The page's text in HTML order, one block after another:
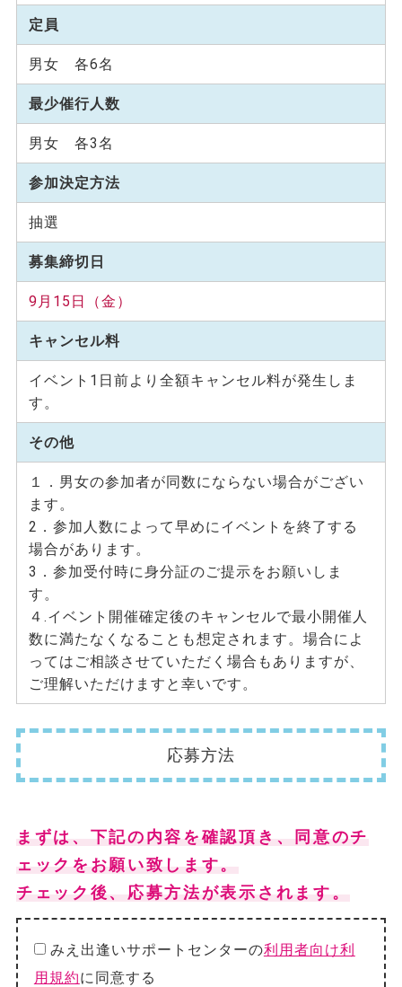
定員
男女 各6名
最少催行人数
男女 各3名
参加決定方法
抽選
募集締切日
9月15日（金）
キャンセル料
イベント1日前より全額キャンセル料が発生しま
す。
その他
１．男女の参加者が同数にならない場合がござい
ます。
2．参加人数によって早めにイベントを終了する
場合があります。
3．参加受付時に身分証のご提示をお願いしま
す。
４.イベント開催確定後のキャンセルで最小開催人
数に満たなくなることも想定されます。場合によ
ってはご相談させていただく場合もありますが、
ご理解いただけますと幸いです。
応募方法
まずは、下記の内容を確認頂き、同意のチ
ェックをお願い致します。
チェック後、応募方法が表示されます。
みえ出逢いサポートセンターの利用者向け利
用規約に同意する